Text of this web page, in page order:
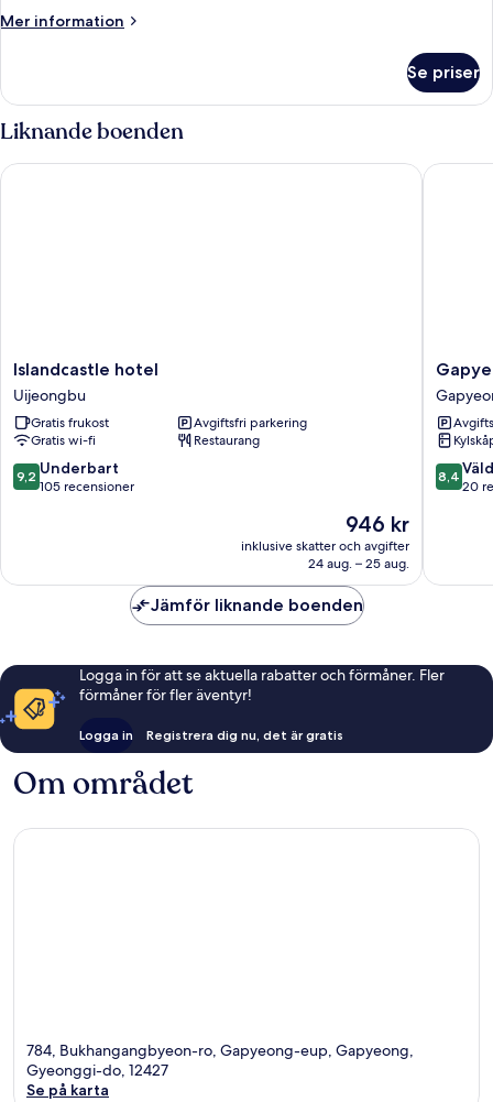
(402
))
Mer information
Mer
rum
-
1
sovrum
(402
Se priser
Liknande boenden
Islandcastle
hotel
Uijeongbu
Islandcastle hotel
Uijeongbu
Gratis frukost
Avgiftsfri parkering
Gratis wi-fi
Restaurang
9.2
av
9,2 Underbart
105 recensioner
Priset
är
946 kr
946 kr
inklusive skatter och avgifter
24 aug. – 25 aug.
Islandcastle hotel
Pension
8.4
av
8,4
20
Jämför liknande boenden
Logga in för att se aktuella rabatter och förmåner. Fler
förmåner för fler äventyr!
Logga in Registrera dig nu, det är gratis
Om området
784, Bukhangangbyeon-ro, Gapyeong-eup, Gapyeong,
Gyeonggi-do, 12427
Se på karta